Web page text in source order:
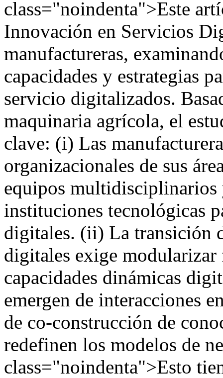
class="noindenta">Este
Innovación en Servicios
manufactureras,
capacidades y estrategias
servicio digitalizados.
maquinaria agrícola, el
clave: (i) Las
organizacionales de sus
equipos multidisciplinarios
instituciones tecnológicas
digitales. (ii) La transición
digitales exige
capacidades dinámicas
emergen de interacciones
de co-construcción de
redefinen los modelos de
class="noindenta">Esto